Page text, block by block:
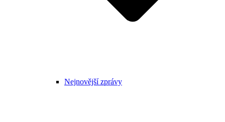
Nejnovější zprávy